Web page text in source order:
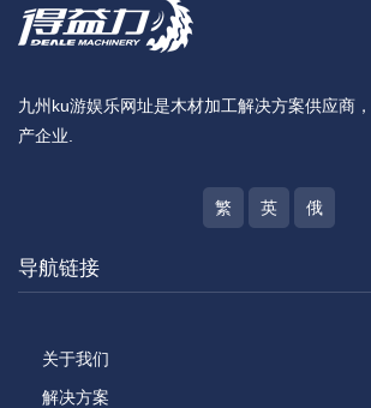
九州ku游娱乐网址是木材加工解决方案供应商
产企业.
繁 英 俄
导航链接
关于我们
解决方案